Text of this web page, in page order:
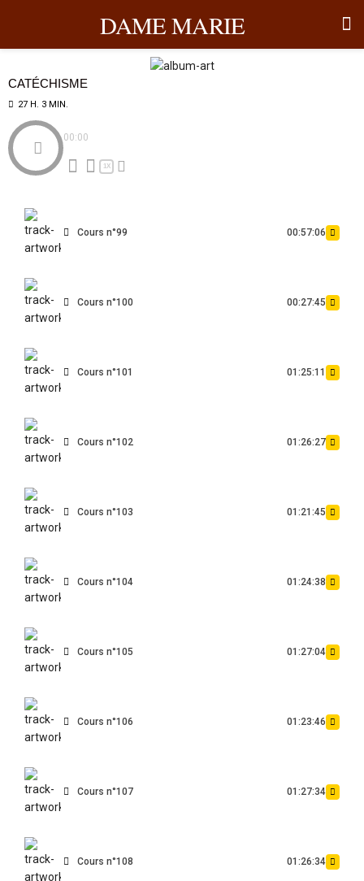
DAME MARIE
CATÉCHISME
27 H. 3 MIN.
00:00
1X
Cours n°99 00:57:06
Cours n°100 00:27:45
Cours n°101 01:25:11
Cours n°102 01:26:27
Cours n°103 01:21:45
Cours n°104 01:24:38
Cours n°105 01:27:04
Cours n°106 01:23:46
Cours n°107 01:27:34
Cours n°108 01:26:34